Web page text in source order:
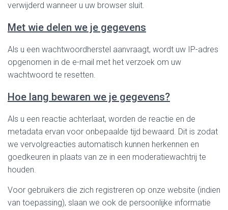
verwijderd wanneer u uw browser sluit.
Met wie delen we je gegevens
Als u een wachtwoordherstel aanvraagt, wordt uw IP-adres
opgenomen in de e-mail met het verzoek om uw
wachtwoord te resetten.
Hoe lang bewaren we je gegevens?
Als u een reactie achterlaat, worden de reactie en de
metadata ervan voor onbepaalde tijd bewaard. Dit is zodat
we vervolgreacties automatisch kunnen herkennen en
goedkeuren in plaats van ze in een moderatiewachtrij te
houden.
Voor gebruikers die zich registreren op onze website (indien
van toepassing), slaan we ook de persoonlijke informatie